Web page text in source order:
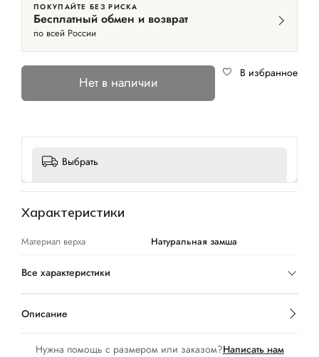
ПОКУПАЙТЕ БЕЗ РИСКА
Бесплатный обмен и возврат
по всей России
Нет в наличии
В избранное
Выбрать
Нужна помощь с размером или заказом?Написать нам
Характеристики
Материал верха Натуральная замша
Все характеристики
Описание